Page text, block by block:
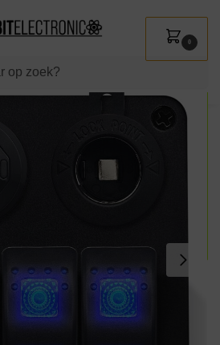
Zoeken
0
/ Interieur accessoires